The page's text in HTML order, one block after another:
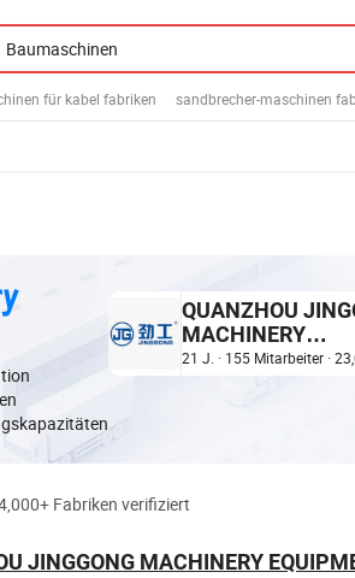
für kabel fabriken sandbrecher-maschinen
QUANZHOU
MACHINERY
EQUIPMENT CO.,
21 J. · 155 Mitarbeiter ·
Fabriken verifiziert
JINGGONG MACHINERY